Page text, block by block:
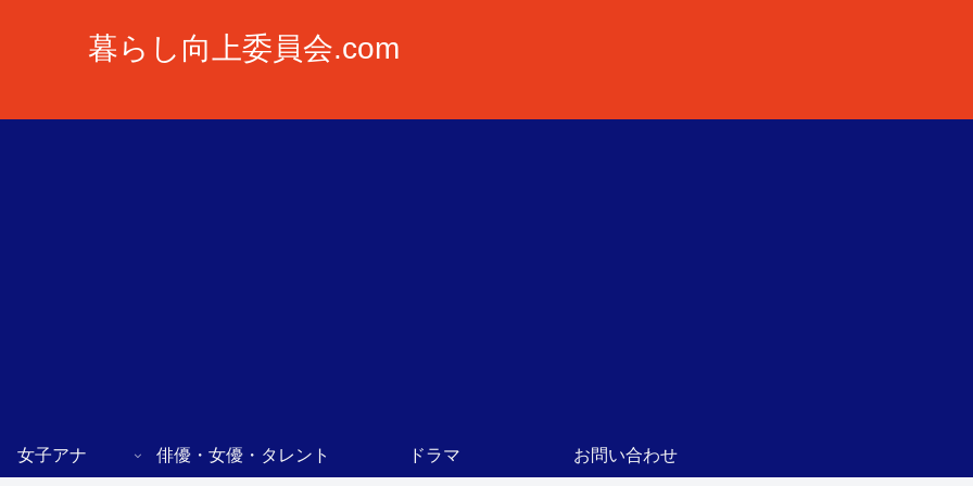
暮らし向上委員会.com
女子アナ 俳優・女優・タレント ドラマ お問い合わせ